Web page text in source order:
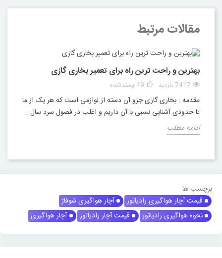
مقالات مرتبط
بهترین و راحت ترین راه برای تعمیر بخاری گازی
7417 بازدید 49 پسندشده
مقدمه : بخاری گازی جزو آن دسته از لوازمی است که هر یک از ما
تا حدودی آشنایی نسبی با آن داریم و اغلب در فصول سرد سال...
ادامه مطلب
برچسب ها
قیمت آچار هواگیری رادیاتور
آچار هواگیری شوفاژ
نحوه هواگیری رادیاتور
قیمت آچار رادیاتور آچار هواگیری